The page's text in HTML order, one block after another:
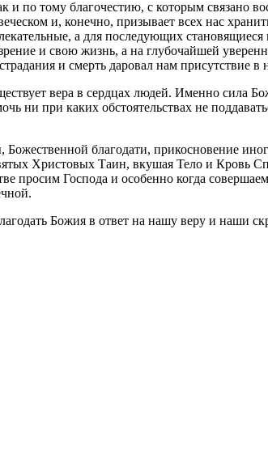
по тому благочестию, с которым связано
и, конечно, призывает всех нас
а для последующих
и свою жизнь, а на глубочайшей
и смерть даровал нам присутствие
вера в сердцах людей. Именно сила
при каких обстоятельствах не
Божественной благодати, прикосновение
Христовых Таин, вкушая Тело и Кровь
просим Господа и особенно когда
Божия в ответ на нашу веру и наши